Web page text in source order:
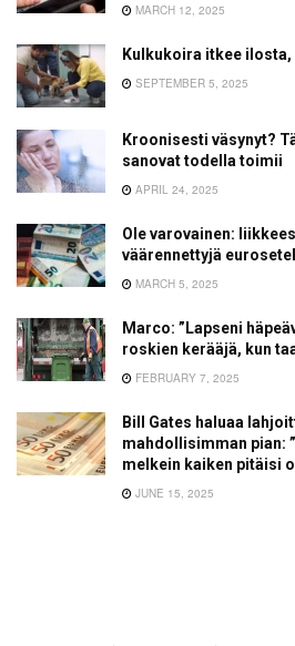
MARCH 12, 2025
Kulkukoira itkee ilosta,
SEPTEMBER 5, 2025
Kroonisesti väsynyt?
sanovat todella toimii
APRIL 24, 2025
Ole varovainen:
väärennettyjä
MARCH 5, 2025
Marco: ”Lapseni
roskien kerääjä, kun
FEBRUARY 7, 2025
Bill Gates haluaa
mahdollisimman pian:
melkein kaiken pitäisi
JUNE 15, 2025